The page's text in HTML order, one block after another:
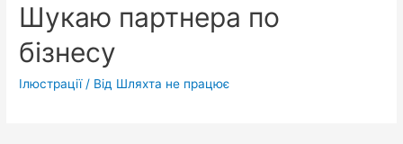
пунктів
пропуску
з
Польщею
Шукаю партнера по
бізнесу
Ілюстрації/ Від Шляхта не працює